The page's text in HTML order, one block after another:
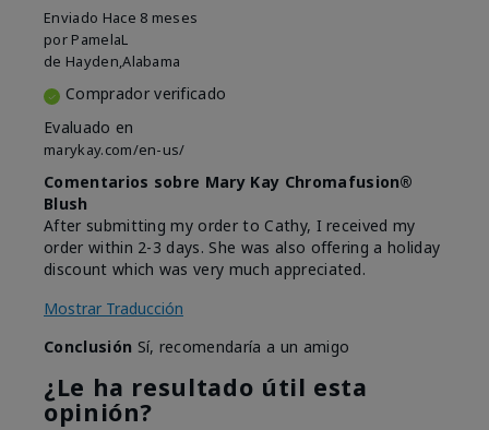
Enviado Hace 8 meses
por PamelaL
de Hayden,Alabama
Comprador verificado
Evaluado en
marykay.com/en-us/
Comentarios sobre Mary Kay Chromafusion®
Blush
After submitting my order to Cathy, I received my
order within 2-3 days. She was also offering a holiday
discount which was very much appreciated.
Mostrar Traducción
Conclusión Sí, recomendaría a un amigo
¿Le ha resultado útil esta
opinión?